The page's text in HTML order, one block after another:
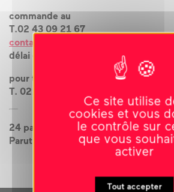
commande au
T.02 43 09 21 67
contact@le-carre.org
délai de livraison de 4 à 15 jours
pour toute commande urgente
T. 02 43 09 21 50
24 pages couleurs
Parution 2001
Ce site utilise
cookies et vous
le contrôle sur
que vous
activer
Tout accepter